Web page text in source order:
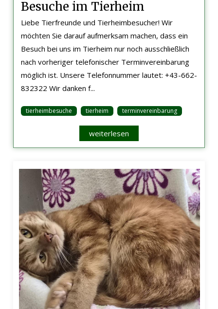
Besuche im Tierheim
Liebe Tierfreunde und Tierheimbesucher! Wir
möchten Sie darauf aufmerksam machen, dass ein
Besuch bei uns im Tierheim nur noch ausschließlich
nach vorheriger telefonischer Terminvereinbarung
möglich ist. Unsere Telefonnummer lautet: +43-662-
832322 Wir danken f...
tierheimbesuche tierheim terminvereinbarung
weiterlesen